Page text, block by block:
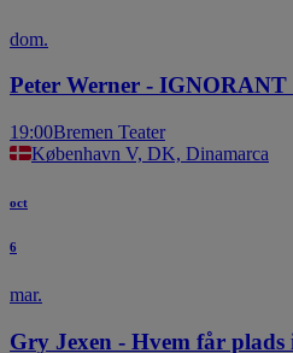
dom.
Peter Werner - IGNORANT
19:00Bremen Teater
København V, DK, Dinamarca
oct
6
mar.
Gry Jexen - Hvem får plads